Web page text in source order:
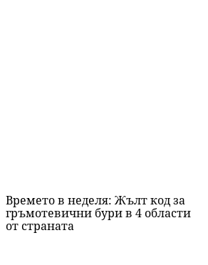
Времето в неделя: Жълт код за
гръмотевични бури в 4 области
от страната